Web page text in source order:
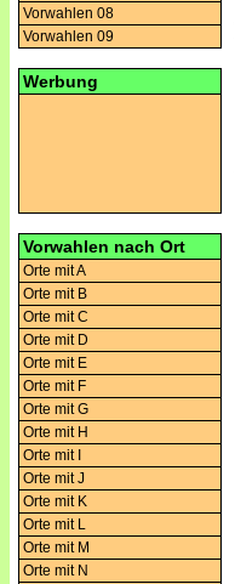
Vorwahlen 08
Vorwahlen 09
Werbung
Vorwahlen nach Ort
Orte mit A
Orte mit B
Orte mit C
Orte mit D
Orte mit E
Orte mit F
Orte mit G
Orte mit H
Orte mit I
Orte mit J
Orte mit K
Orte mit L
Orte mit M
Orte mit N